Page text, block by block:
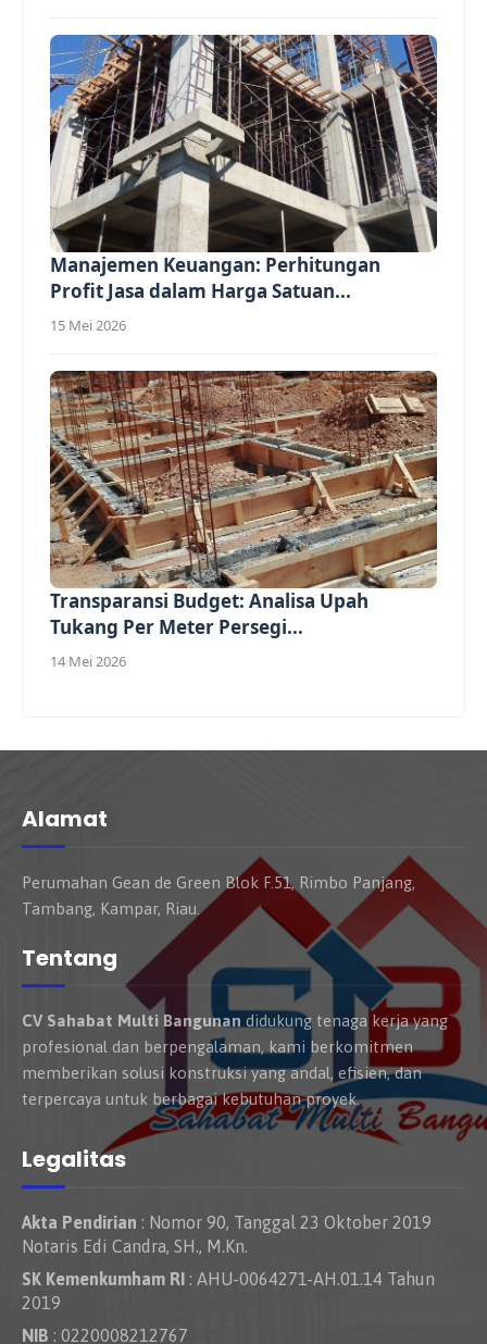
Manajemen Keuangan: Perhitungan
Profit Jasa dalam Harga Satuan...
15 Mei 2026
Transparansi Budget: Analisa Upah
Tukang Per Meter Persegi...
14 Mei 2026
Alamat
Perumahan Gean de Green Blok F.51, Rimbo Panjang,
Tambang, Kampar, Riau.
Tentang
CV Sahabat Multi Bangunan didukung tenaga kerja yang
profesional dan berpengalaman, kami berkomitmen
memberikan solusi konstruksi yang andal, efisien, dan
terpercaya untuk berbagai kebutuhan proyek.
Legalitas
Akta Pendirian : Nomor 90, Tanggal 23 Oktober 2019
Notaris Edi Candra, SH., M.Kn.
SK Kemenkumham RI : AHU-0064271-AH.01.14 Tahun
2019
NIB : 0220008212767